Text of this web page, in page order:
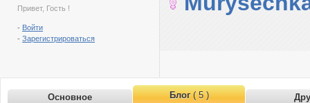
Привет, Гость !
- Войти
- Зарегистрироваться
Основное Блог( 5 )